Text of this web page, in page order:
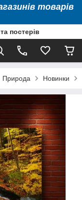
товарів
постерів
Природа Новинки